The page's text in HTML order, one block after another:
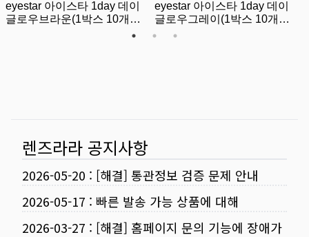
렌즈라라 공지사항
2026-05-20 : [해결] 통관정보 검증 문제 안내
2026-05-17 : 빠른 발송 가능 상품에 대해
2026-03-27 : [해결] 홈페이지 문의 기능에 장애가